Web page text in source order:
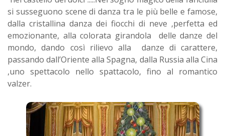
si susseguono scene di danza tra le più belle e famose,
dalla cristallina danza dei fiocchi di neve ,perfetta ed
emozionante, alla colorata girandola delle danze del
mondo, dando così rilievo alla danze di carattere,
passando dall’Oriente alla Spagna, dalla Russia alla Cina
,uno spettacolo nello spattacolo, fino al romantico
valzer.